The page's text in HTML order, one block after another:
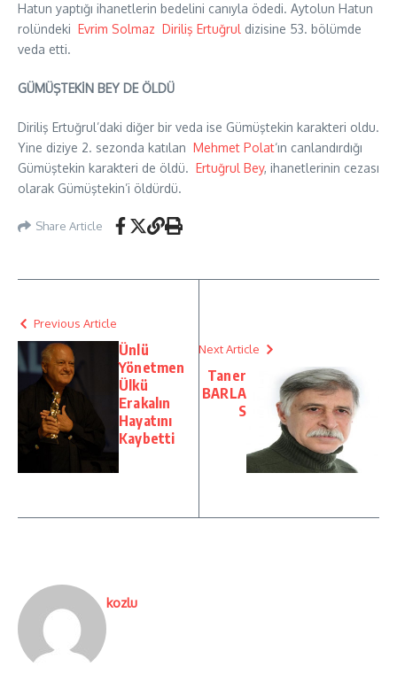
Hatun yaptığı ihanetlerin bedelini canıyla ödedi. Aytolun Hatun
rolündeki Evrim Solmaz Diriliş Ertuğrul dizisine 53. bölümde
veda etti.
GÜMÜŞTEKİN BEY DE ÖLDÜ
Diriliş Ertuğrul’daki diğer bir veda ise Gümüştekin karakteri oldu.
Yine diziye 2. sezonda katılan Mehmet Polat‘ın canlandırdığı
Gümüştekin karakteri de öldü. Ertuğrul Bey, ihanetlerinin cezası
olarak Gümüştekin’i öldürdü.
Share Article
Previous Article
Ünlü
Yönetmen
Ülkü
Erakalın
Hayatını
Kaybetti
Next Article
Taner
BARLA
S
kozlu